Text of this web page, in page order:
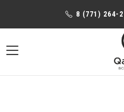
8 (771) 264-